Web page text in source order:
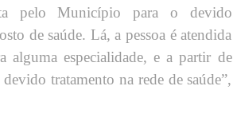
pelo Município para o devido
de saúde. Lá, a pessoa é atendida
especialidade, e a partir de
tratamento na rede de saúde”,